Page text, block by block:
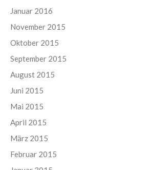
Januar 2016
November 2015
Oktober 2015
September 2015
August 2015
Juni 2015
Mai 2015
April 2015
März 2015
Februar 2015